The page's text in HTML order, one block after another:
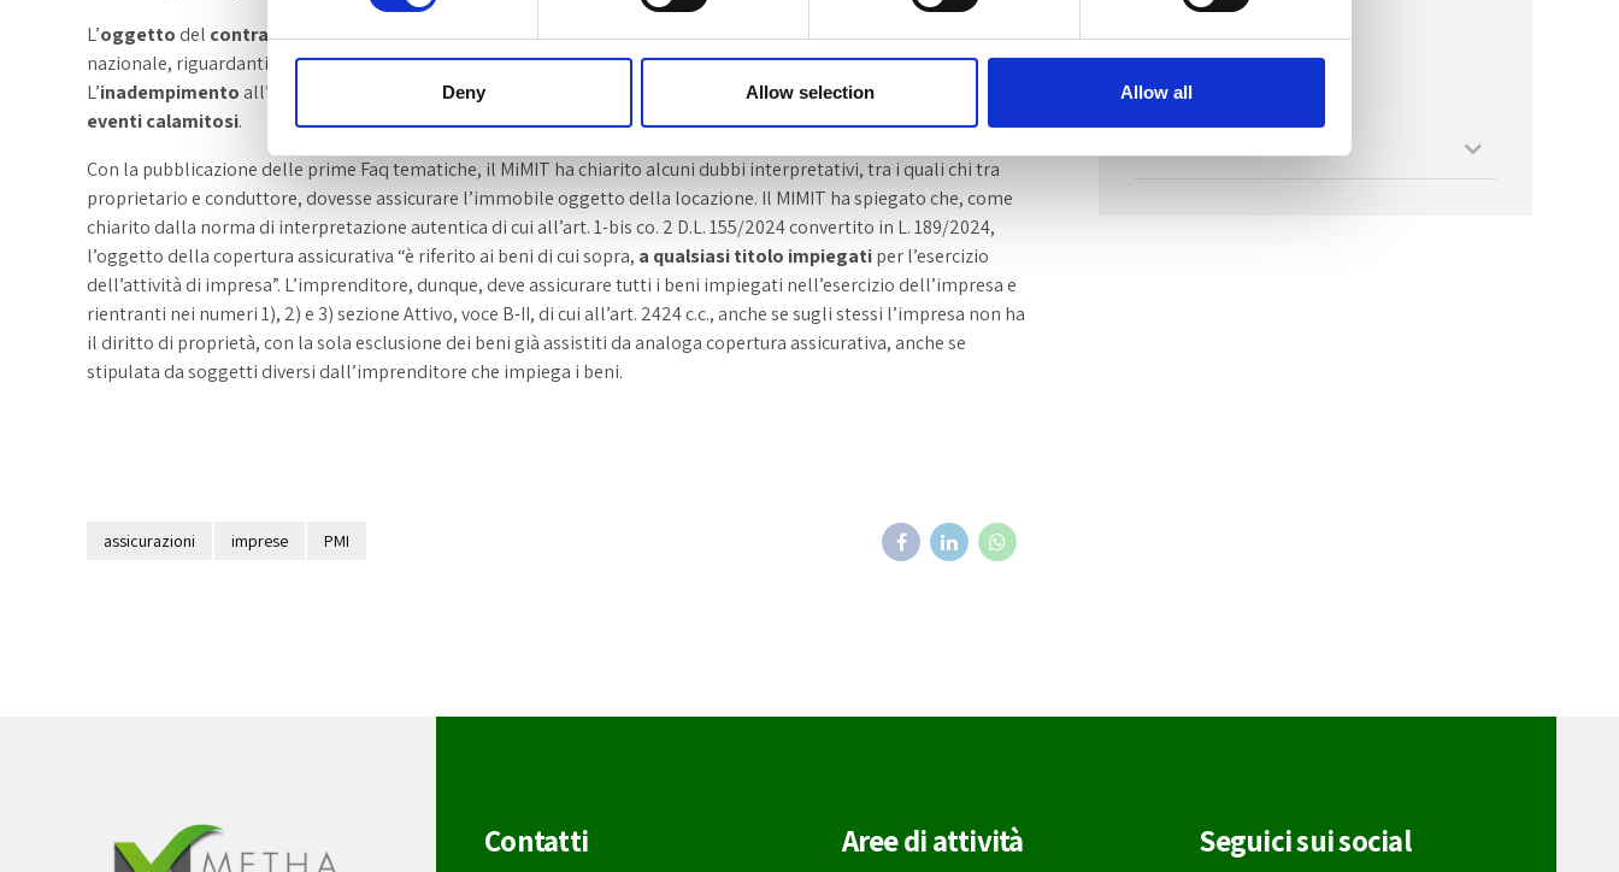
Deny Allow selection Allow all
L’oggettodel contrattoriguarda i danni da calamità naturali ed eventi catastrofali, che si verificano sul territorio
nazionale, riguardanti
terreni e fabbricati,impianti e macchinariedattrezzature industriali e commerciali.
L’inadempimento all’obbligo comporta l’impossibilità a ricevere erogazioni pubbliche,anche con riguardo ad
eventi calamitosi.
Con la pubblicazione delle prime Faq tematiche, il MiMIT ha chiarito alcuni dubbi interpretativi, tra i quali chi tra
proprietario e conduttore, dovesse assicurare l’immobile oggetto della locazione. Il MIMIT ha spiegato che, come
chiarito dalla norma di interpretazione autentica di cui all’art. 1-bis co. 2 D.L. 155/2024 convertito in L. 189/2024,
l’oggetto della copertura assicurativa “è riferito ai beni di cui sopra, a qualsiasi titolo impiegatiper l’esercizio
dell’attività di impresa”. L’imprenditore, dunque, deve assicurare tutti i beni impiegati nell’esercizio dell’impresa e
rientranti nei numeri 1), 2) e 3) sezione Attivo, voce B-II, di cui all’art. 2424 c.c., anche se sugli stessi l’impresa non ha
il diritto di proprietà, con la sola esclusione dei beni già assistiti da analoga copertura assicurativa, anche se
stipulata da soggetti diversi dall’imprenditore che impiega i beni.
assicurazioni imprese PMI
Archivio
Seleziona il mese
Contatti Aree di attività Seguici sui social